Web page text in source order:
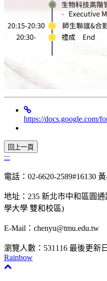
https://
:::
電話：02-6620-2589#16130
地址：235 新北市中和區圓
學大學 雙和校區)
E-Mail：chenyu@tmu.edu.tw
瀏覽人數：531116 最後更新
Rainbow